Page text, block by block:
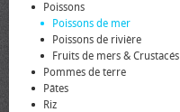
Poissons
Poissons de mer
Poissons de rivière
Fruits de mers & Crustacés
Pommes de terre
Pâtes
Riz